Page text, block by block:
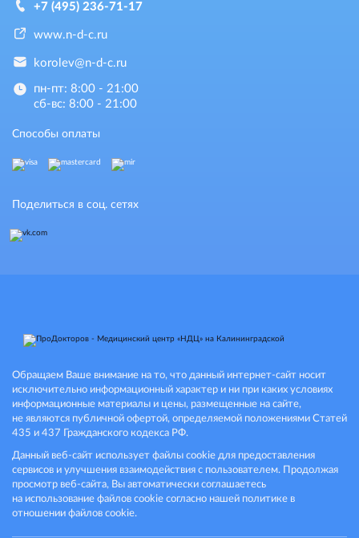
+7 (495) 236-71-17
www.n-d-c.ru
korolev@n-d-c.ru
пн-пт: 8:00 - 21:00
сб-вс: 8:00 - 21:00
Способы оплаты
Поделиться в соц. сетях
Обращаем Ваше внимание на то, что данный интернет-сайт носит
исключительно информационный характер и ни при каких условиях
информационные материалы и цены, размещенные на сайте,
не являются публичной офертой, определяемой положениями Статей
435 и 437 Гражданского кодекса РФ.
Данный веб-сайт использует файлы cookie для предоставления
сервисов и улучшения взаимодействия с пользователем. Продолжая
просмотр веб-сайта, Вы автоматически соглашаетесь
на использование файлов cookie согласно нашей политике в
отношении файлов cookie.